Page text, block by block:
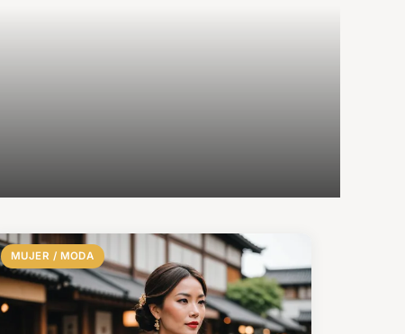
MUJER / MODA